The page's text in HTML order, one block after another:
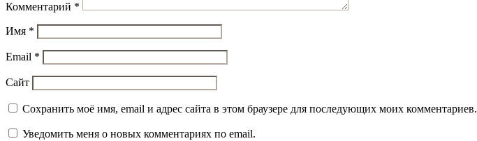
Комментарий *
Имя *
Email *
Сайт
Сохранить моё имя, email и адрес сайта в этом браузере для последующих моих комментариев.
Уведомить меня о новых комментариях по email.